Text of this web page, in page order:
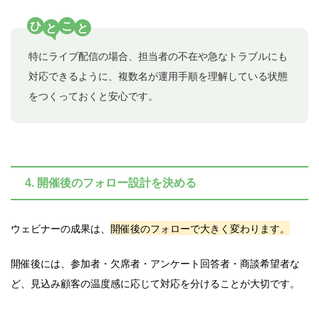
ひ と こ と
特にライブ配信の場合、担当者の不在や急なトラブルにも
対応できるように、複数名が運用手順を理解している状態
をつくっておくと安心です。
4. 開催後のフォロー設計を決める
ウェビナーの成果は、 開催後のフォローで大きく変わります。
開催後には、参加者・欠席者・アンケート回答者・商談希望者な
ど、見込み顧客の温度感に応じて対応を分けることが大切です。